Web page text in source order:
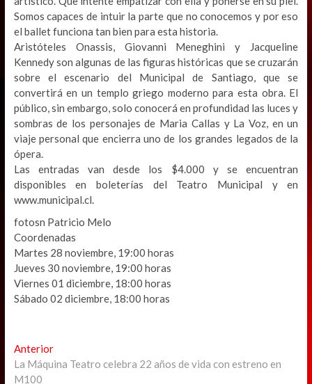
Somos capaces de intuir la parte que no conocemos y por eso
el ballet funciona tan bien para esta historia.
Aristóteles Onassis, Giovanni Meneghini y Jacqueline
Kennedy son algunas de las figuras históricas que se cruzarán
sobre el escenario del Municipal de Santiago, que se
convertirá en un templo griego moderno para esta obra. El
público, sin embargo, solo conocerá en profundidad las luces y
sombras de los personajes de Maria Callas y La Voz, en un
viaje personal que encierra uno de los grandes legados de la
ópera.
Las entradas van desde los $4.000 y se encuentran
disponibles en boleterías del Teatro Municipal y en
www.municipal.cl.
fotosn Patricio Melo
Coordenadas
Martes 28 noviembre, 19:00 horas
Jueves 30 noviembre, 19:00 horas
Viernes 01 diciembre, 18:00 horas
Sábado 02 diciembre, 18:00 horas
Navegación
de
AnteriorPrevious
post:
La Máquina Teatro celebra 22 años de vida con estreno en
M100